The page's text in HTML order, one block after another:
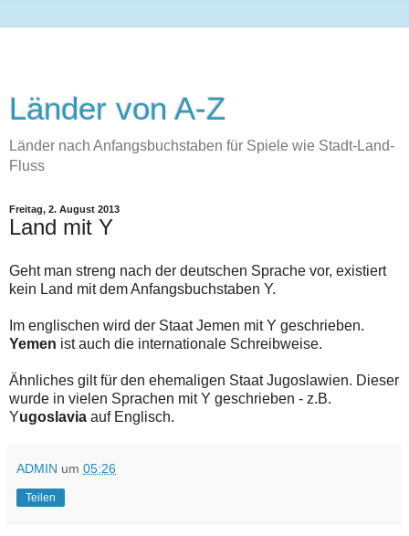
Länder von A-Z
Länder nach Anfangsbuchstaben für Spiele wie Stadt-Land-
Fluss
Freitag, 2. August 2013
Land mit Y
Geht man streng nach der deutschen Sprache vor, existiert
kein Land mit dem Anfangsbuchstaben Y.
Im englischen wird der Staat Jemen mit Y geschrieben.
Yemen ist auch die internationale Schreibweise.
Ähnliches gilt für den ehemaligen Staat Jugoslawien. Dieser
wurde in vielen Sprachen mit Y geschrieben - z.B.
Yugoslavia auf Englisch.
ADMIN um 05:26
Teilen